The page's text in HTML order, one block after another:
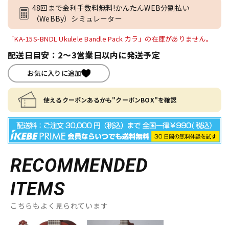
48回まで金利手数料無料!かんたんWEB分割払い
（WeBBy）シミュレーター
「KA-15S-BNDL Ukulele Bandle Pack カラ」の在庫がありません。
配送日目安：2～3営業日以内に発送予定
お気に入りに追加
使えるクーポンあるかも"クーポンBOX"を確認
RECOMMENDED
ITEMS
こちらもよく見られています